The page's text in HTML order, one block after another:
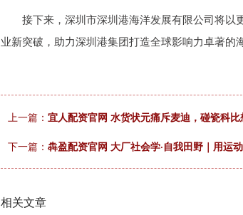
接下来，深圳市深圳港海洋发展有限公司将以
业新突破，助力深圳港集团打造全球影响力卓著的
上一篇： 宜人配资官网 水货状元痛斥麦迪，碰瓷科
下一篇： 犇盈配资官网 大厂社会学·自我田野｜用
相关文章